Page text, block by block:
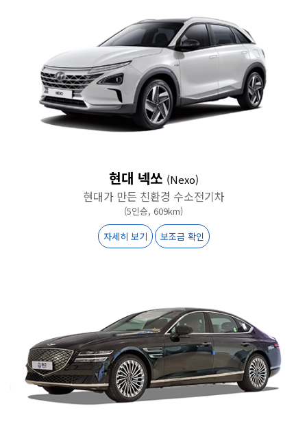
현대 넥쏘 (Nexo)
현대가 만든 친환경 수소전기차
(5인승, 609km)
자세히 보기
보조금 확인